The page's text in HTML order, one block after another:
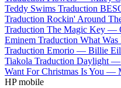
Teddy Swims Traduction
Traduction Rockin' Around
Traduction The Magic Key —
Eminem Traduction What
Traduction Emorio — Billie
Tiakola Traduction Daylight —
Want For Christmas Is You —
HP mobile